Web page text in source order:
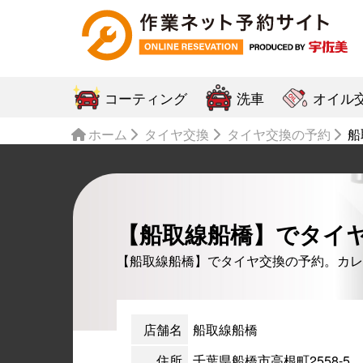
コーティング 洗車 オイル
ホーム タイヤ交換 タイヤ交換の予約
【船取線船橋】でタイ
【船取線船橋】でタイヤ交換の予約。
店舗名
船取線船橋